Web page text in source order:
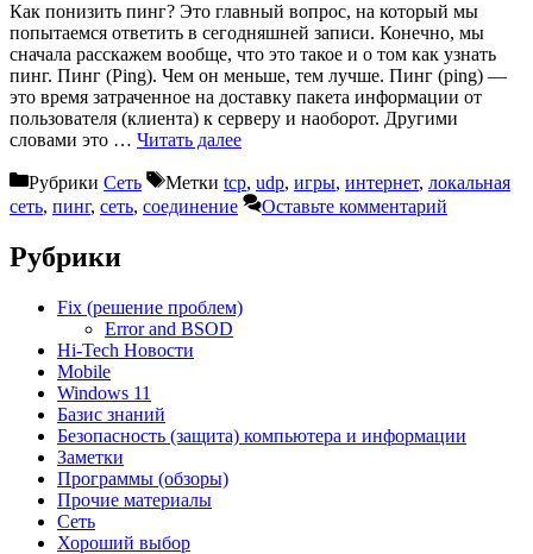
Как понизить пинг? Это главный вопрос, на который мы
попытаемся ответить в сегодняшней записи. Конечно, мы
сначала расскажем вообще, что это такое и о том как узнать
пинг. Пинг (Ping). Чем он меньше, тем лучше. Пинг (ping) —
это время затраченное на доставку пакета информации от
пользователя (клиента) к серверу и наоборот. Другими
словами это … Читать далее
Рубрики Сеть Метки tcp, udp, игры, интернет, локальная
сеть, пинг, сеть, соединение Оставьте комментарий
Рубрики
Fix (решение проблем)
Error and BSOD
Hi-Tech Новости
Mobile
Windows 11
Базис знаний
Безопасность (защита) компьютера и информации
Заметки
Программы (обзоры)
Прочие материалы
Сеть
Хороший выбор